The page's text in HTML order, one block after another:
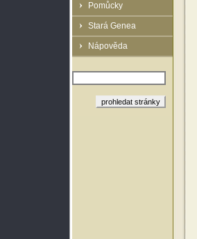
Pomůcky
Stará Genea
Nápověda